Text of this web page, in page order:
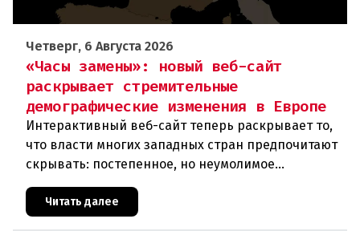
Четверг, 6 Августа 2026
«Часы замены»: новый веб-сайт
раскрывает стремительные
демографические изменения в Европе
Интерактивный веб-сайт теперь раскрывает то,
что власти многих западных стран предпочитают
скрывать: постепенное, но неумолимое
сокращение численности населения
европейского происхождения. «Часы замен
Читать далее